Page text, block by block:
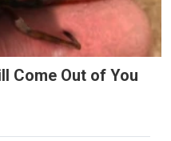
Come Out of You